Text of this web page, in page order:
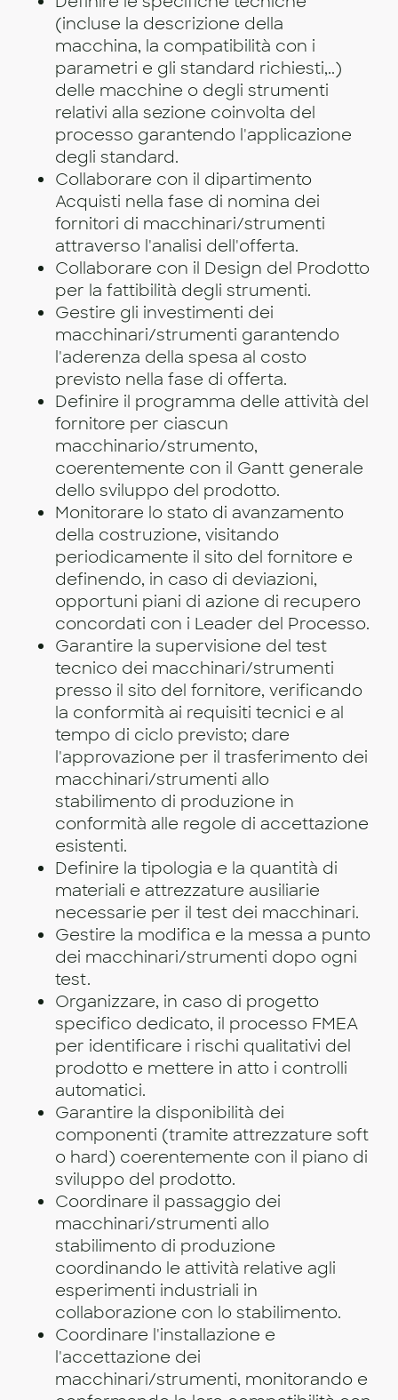
(incluse la descrizione della
macchina, la compatibilità con i
parametri e gli standard richiesti,..)
delle macchine o degli strumenti
relativi alla sezione coinvolta del
processo garantendo l'applicazione
degli standard.
Collaborare con il dipartimento
Acquisti nella fase di nomina dei
fornitori di macchinari/strumenti
attraverso l'analisi dell'offerta.
Collaborare con il Design del Prodotto
per la fattibilità degli strumenti.
Gestire gli investimenti dei
macchinari/strumenti garantendo
l'aderenza della spesa al costo
previsto nella fase di offerta.
Definire il programma delle attività del
fornitore per ciascun
macchinario/strumento,
coerentemente con il Gantt generale
dello sviluppo del prodotto.
Monitorare lo stato di avanzamento
della costruzione, visitando
periodicamente il sito del fornitore e
definendo, in caso di deviazioni,
opportuni piani di azione di recupero
concordati con i Leader del Processo.
Garantire la supervisione del test
tecnico dei macchinari/strumenti
presso il sito del fornitore, verificando
la conformità ai requisiti tecnici e al
tempo di ciclo previsto; dare
l'approvazione per il trasferimento dei
macchinari/strumenti allo
stabilimento di produzione in
conformità alle regole di accettazione
esistenti.
Definire la tipologia e la quantità di
materiali e attrezzature ausiliarie
necessarie per il test dei macchinari.
Gestire la modifica e la messa a punto
dei macchinari/strumenti dopo ogni
test.
Organizzare, in caso di progetto
specifico dedicato, il processo FMEA
per identificare i rischi qualitativi del
prodotto e mettere in atto i controlli
automatici.
Garantire la disponibilità dei
componenti (tramite attrezzature soft
o hard) coerentemente con il piano di
sviluppo del prodotto.
Coordinare il passaggio dei
macchinari/strumenti allo
stabilimento di produzione
coordinando le attività relative agli
esperimenti industriali in
collaborazione con lo stabilimento.
Coordinare l'installazione e
l'accettazione dei
macchinari/strumenti, monitorando e